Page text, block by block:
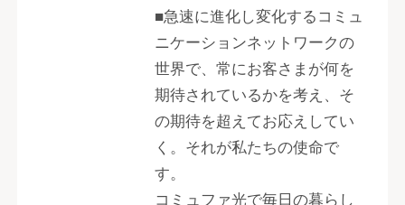
■急速に進化し変化するコミュ
ニケーションネットワークの
世界で、常にお客さまが何を
期待されているかを考え、そ
の期待を超えてお応えしてい
く。それが私たちの使命で
す。
コミュファ光で毎日の暮らし